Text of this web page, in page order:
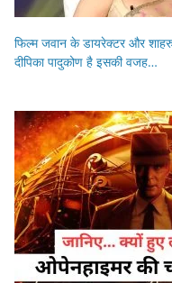
फिल्म जवान के डायरेक्टर और
दीपिका पादुकोण है इसकी वजह…